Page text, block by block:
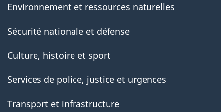
Environnement et ressources naturelles
Sécurité nationale et défense
Culture, histoire et sport
Services de police, justice et urgences
Transport et infrastructure